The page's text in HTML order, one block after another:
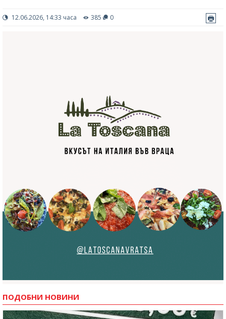
12.06.2026, 14:33 часа 385 0
ПОДОБНИ НОВИНИ